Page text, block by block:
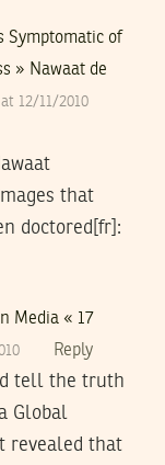
Symptomatic of
» Nawaat de
12/11/2010
that
doctored[fr]:
Media « 17
Reply
tell the truth
Global
revealed that